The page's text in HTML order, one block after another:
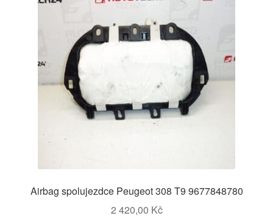
Airbag spolujezdce Peugeot 308 T9 9677848780
2 420,00 Kč